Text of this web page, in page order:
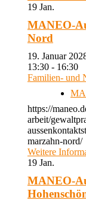
19 Jan.
MANEO-
Nord
19. Januar
13:30 - 16:30
Familien- und
https://
arbeit/
marzahn-nord/
Weitere
19 Jan.
MANEO-